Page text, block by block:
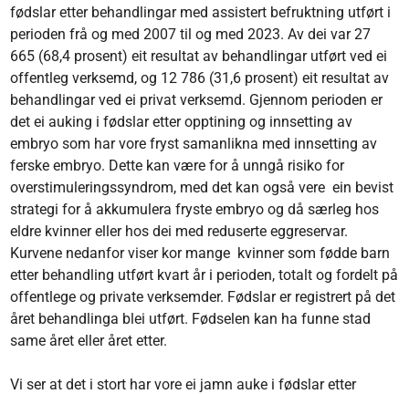
fødslar etter behandlingar med assistert befruktning utført i
perioden frå og med 2007 til og med 2023. Av dei var 27
665 (68,4 prosent) eit resultat av behandlingar utført ved ei
offentleg verksemd, og 12 786 (31,6 prosent) eit resultat av
behandlingar ved ei privat verksemd. Gjennom perioden er
det ei auking i fødslar etter opptining og innsetting av
embryo som har vore fryst samanlikna med innsetting av
ferske embryo. Dette kan være for å unngå risiko for
overstimuleringssyndrom, med det kan også vere ein bevist
strategi for å akkumulera fryste embryo og då særleg hos
eldre kvinner eller hos dei med reduserte eggreservar.
Kurvene nedanfor viser kor mange kvinner som fødde barn
etter behandling utført kvart år i perioden, totalt og fordelt på
offentlege og private verksemder. Fødslar er registrert på det
året behandlinga blei utført. Fødselen kan ha funne stad
same året eller året etter.
Vi ser at det i stort har vore ei jamn auke i fødslar etter